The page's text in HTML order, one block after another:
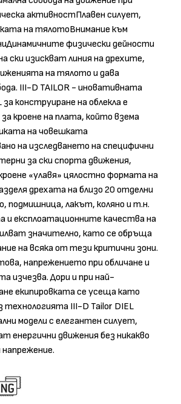
активностПлавен силует,
на тялотоВнимание към
физически дейности
ски изискват линия на дрехите,
на тялото и дава
III-D TAILOR - иновативната
конструиране на облекла е
кроене на плата, който взема
на човешката
на изследването на специфични
за ски спорта движения,
«улавя» цялостно формата на
дрехата на близо 20 отделни
подмишница, лакът, коляно и т.н.
експлоатационните качества на
значително, като се обръща
на всяка от тези критични зони.
напрежението при обличане и
изчезва. Дори и при най-
екипировката се усеща като
технологията III-D Tailor DIEL
модели с елегантен силует,
енергични движения без никакво
напрежение.